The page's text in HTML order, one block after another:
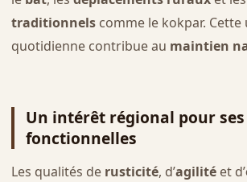
traditionnelscomme le kokpar. Cette
quotidienne contribue au maintien
Un intérêt régional pour
fonctionnelles
Les qualités de rusticité, d’agilitéet d’